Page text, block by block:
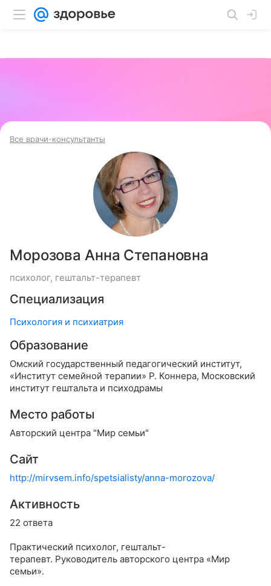
Все врачи-консультанты
Морозова Анна Степановна
психолог, гештальт-терапевт
Специализация
Психология и психиатрия
Образование
Омский государственный педагогический институт,
«Институт семейной терапии» Р. Коннера, Московский
институт гештальта и психодрамы
Место работы
Авторский центра "Мир семьи"
Сайт
http://mirvsem.info/spetsialisty/anna-morozova/
Активность
22 ответа
Практический психолог, гештальт-
терапевт. Руководитель авторского центра «Мир
семьи».